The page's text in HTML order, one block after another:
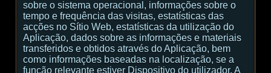
sobre o sistema operacional, informações sobre o
tempo e frequência das visitas, estatísticas das
acções no Sítio Web, estatísticas da utilização do
Aplicação, dados sobre as informações e materiais
transferidos e obtidos através do Aplicação, bem
como informações baseadas na localização, se a
função relevante estiver Dispositivo do utilizador. A